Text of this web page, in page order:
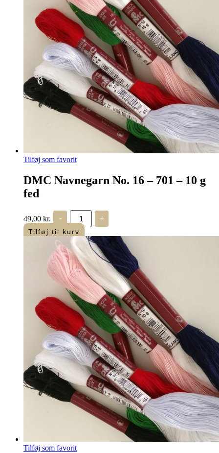
Tilføj som favorit
DMC Navnegarn No. 16 – 701 – 10 g
fed
49,00 kr. -
DMC
Navnegarn
No.
16
-
701
-
10
g
fed
antal
+
Tilføj til kurv
Tilføj som favorit